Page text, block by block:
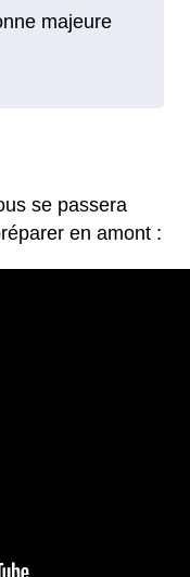
se passera
en amont :